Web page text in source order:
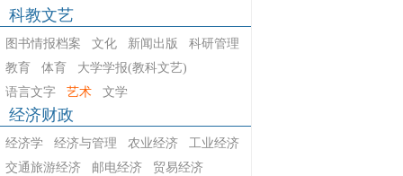
科教文艺
图书情报档案 文化 新闻出版
科研管理
教育
体育
大学学报(教科文艺)
语言文字
艺术 文学
经济财政
经济学 经济与管理 农业经济
工业经济
交通旅游经济
邮电经济
贸易经济